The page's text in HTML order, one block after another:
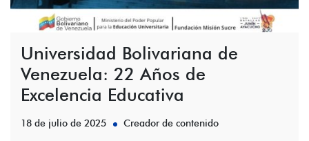
Universidad Bolivariana de
Venezuela: 22 Años de
Excelencia Educativa
18 de julio de 2025 Creador de contenido